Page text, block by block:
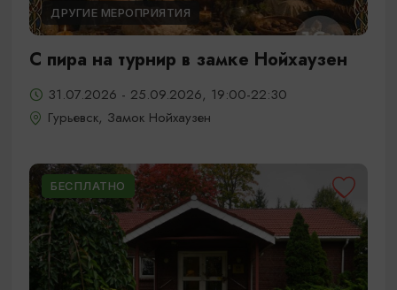
ДРУГИЕ МЕРОПРИЯТИЯ
С пира на турнир в замке Нойхаузен
31.07.2026 - 25.09.2026, 19:00-22:30
Гурьевск, Замок Нойхаузен
БЕСПЛАТНО